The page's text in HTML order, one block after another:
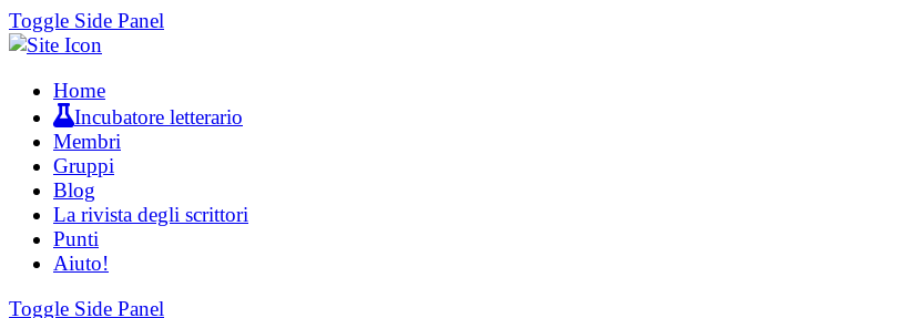
Toggle Side Panel
Home
Incubatore letterario
Membri
Gruppi
Blog
La rivista degli scrittori
Punti
Aiuto!
Toggle Side Panel